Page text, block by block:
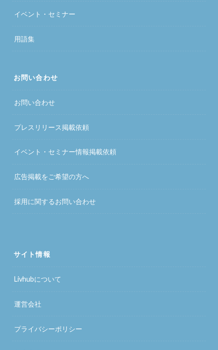
イベント・セミナー
用語集
お問い合わせ
お問い合わせ
プレスリリース掲載依頼
イベント・セミナー情報掲載依頼
広告掲載をご希望の方へ
採用に関するお問い合わせ
サイト情報
Livhubについて
運営会社
プライバシーポリシー